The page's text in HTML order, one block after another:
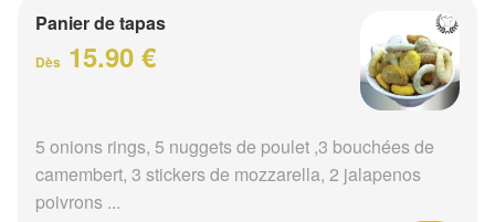
Panier de tapas
Dès 15.90 €
5 onions rings, 5 nuggets de poulet ,3 bouchées de
camembert, 3 stickers de mozzarella, 2 jalapenos
poivrons ...